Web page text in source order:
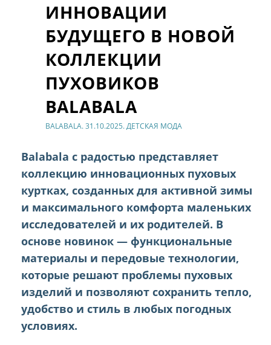
ИННОВАЦИИ
БУДУЩЕГО В НОВОЙ
КОЛЛЕКЦИИ
ПУХОВИКОВ
BALABALA
BALABALA. 31.10.2025. ДЕТСКАЯ МОДА
Balabala с радостью представляет
коллекцию инновационных пуховых
куртках, созданных для активной зимы
и максимального комфорта маленьких
исследователей и их родителей. В
основе новинок — функциональные
материалы и передовые технологии,
которые решают проблемы пуховых
изделий и позволяют сохранить тепло,
удобство и стиль в любых погодных
условиях.